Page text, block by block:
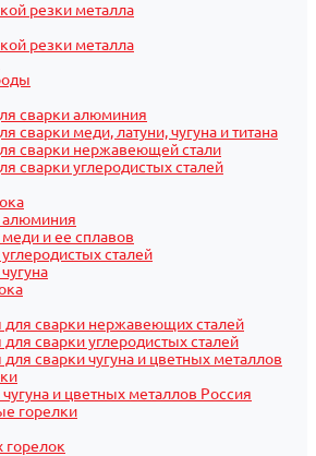
резки металла
резки металла
сварки алюминия
сварки меди, латуни, чугуна и титана
сварки нержавеющей стали
сварки углеродистых сталей
алюминия
и ее сплавов
сталей
сварки нержавеющих сталей
сварки углеродистых сталей
сварки чугуна и цветных металлов
и цветных металлов Россия
горелки
горелок